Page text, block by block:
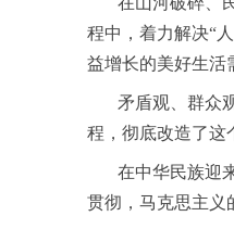
程中，着力解决“
益增长的美好生活
矛盾观、群众观
程，彻底改造了这
在中华民族迎来
贯彻，马克思主义